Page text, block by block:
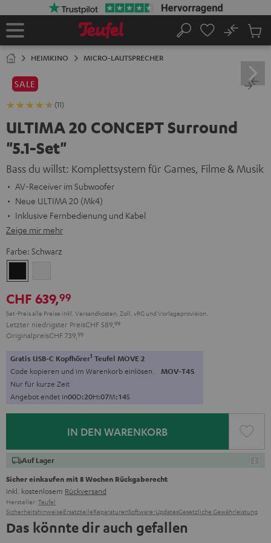
Startseite
Suche
No
HEIMKINO MICRO-LAUTSPRECHER
SALE
(11)
ULTIMA 20 CONCEPT Surround
"5.1-Set"
Bass du willst: Komplettsystem für Games, Filme & Musik
AV-Receiver im Subwoofer
Neue ULTIMA 20 (Mk4)
Inklusive Fernbedienung und Kabel
Zeige mir mehr
Farbe: Schwarz
CHF 639,99
Set-Preis alle Preise inkl. Versandkosten, Zoll, vRG und Vorlageprovision.
Letzter niedrigster PreisCHF 589, 99
OriginalpreisCHF 739, 99
Gratis USB-C Kopfhörer1 Teufel MOVE 2
Code kopieren und im Warenkorb einlösen. MOV-T4S
Nur für kurze Zeit
Angebot endet in00D:20H:07M:13S
IN DEN WARENKORB
Auf Lager
Sicher einkaufen mit 8 Wochen Rückgaberecht
inkl. kostenlosem Rückversand
Hersteller: Teufel
SicherheitshinweiseErsatzteileReparaturenSoftware-UpdatesGesetzliche Gewährleistung
Das könnte dir auch gefallen